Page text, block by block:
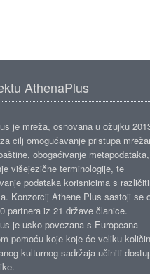
AthenaPlus
je mreža, osnovana u ožujku
cilj omogućavanje pristupa
obogaćivanje metapodataka,
višejezične terminologije, te
podataka korisnicima s
Konzorcij Athene Plus sastoji se
partnera iz 21 države članice.
je usko povezana s Europeana
pomoću koje koje će veliku
kulturnog sadržaja učiniti